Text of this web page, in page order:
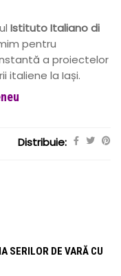
Istituto Italiano di
pentru
a proiectelor
italiene la Iași.
Distribuie:
SERILOR DE VARĂ CU